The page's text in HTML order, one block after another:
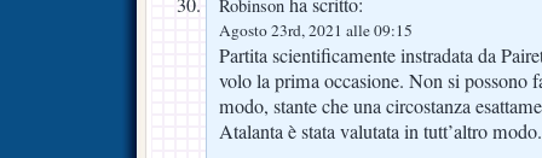
Robinson ha scritto:
Agosto 23rd, 2021 alle 09:15
Partita scientificamente instradata da
volo la prima occasione. Non si possono
modo, stante che una circostanza
Atalanta è stata valutata in tutt’altro modo.